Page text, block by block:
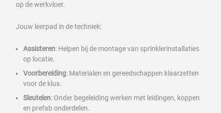
op de werkvloer.
Jouw leerpad in de techniek:
Assisteren: Helpen bij de montage van sprinklerinstallaties
op locatie.
Voorbereiding: Materialen en gereedschappen klaarzetten
voor de klus.
Sleutelen: Onder begeleiding werken met leidingen, koppen
en prefab onderdelen.